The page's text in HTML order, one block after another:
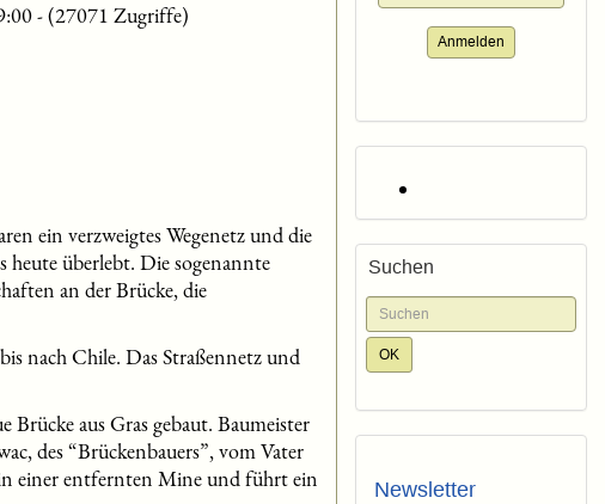
- (27071 Zugriffe)
ein verzweigtes Wegenetz und die
heute überlebt. Die sogenannte
an der Brücke, die
nach Chile. Das Straßennetz und
aus Gras gebaut. Baumeister
des “Brückenbauers”, vom Vater
einer entfernten Mine und führt ein
Anmelden
Suchen
Newsletter